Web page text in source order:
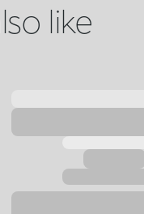
like